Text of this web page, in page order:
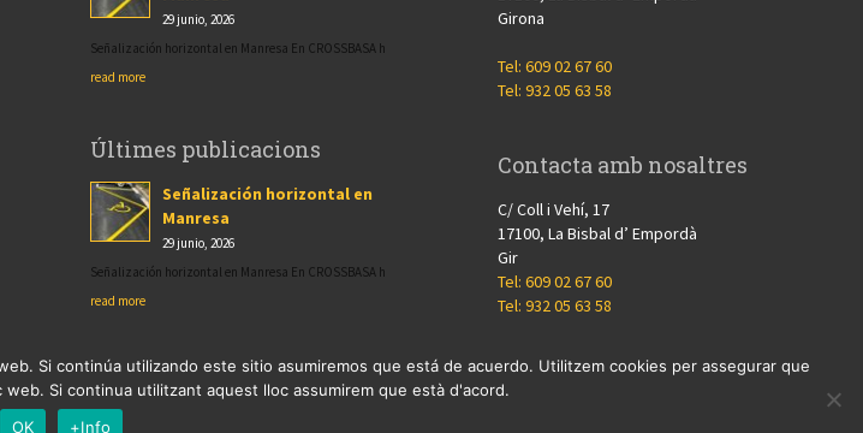
29 junio, 2026
Señalización horizontal en Manresa En CROSSBASA h
read more
Últimes publicacions
Señalización horizontal en
Manresa
29 junio, 2026
Señalización horizontal en Manresa En CROSSBASA h
read more
Girona
Tel: 609 02 67 60
Tel: 932 05 63 58
Contacta amb nosaltres
C/ Coll i Vehí, 17
17100, La Bisbal d’ Empordà
Gir
Tel: 609 02 67 60
Tel: 932 05 63 58
Si continúa utilizando este sitio asumiremos que está de acuerdo. Utilitzem cookies per assegurar que
Si continua utilitzant aquest lloc assumirem que està d'acord.
OK
+Info